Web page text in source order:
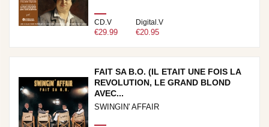
CD.V
€29.99
Digital.V
€20.95
FAIT SA B.O. (IL ETAIT UNE FOIS LA
REVOLUTION, LE GRAND BLOND
AVEC...
SWINGIN' AFFAIR